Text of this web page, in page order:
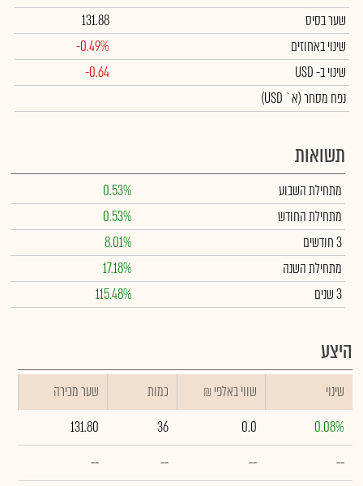
שער בסיס
131.88
שינוי באחוזים
-0.49%
שינויב- USD
-0.64
נפח מסחר(א` USD)
תשואות
מתחילת השבוע
0.53%
מתחילת החודש
0.53%
3 חודשים
8.01%
מתחילת השנה
17.18%
3 שנים
115.48%
היצע
שינוי ₪ שווי באלפי כמות
שער מכירה
0.08%
0.0
36
131.80
--
--
--
--